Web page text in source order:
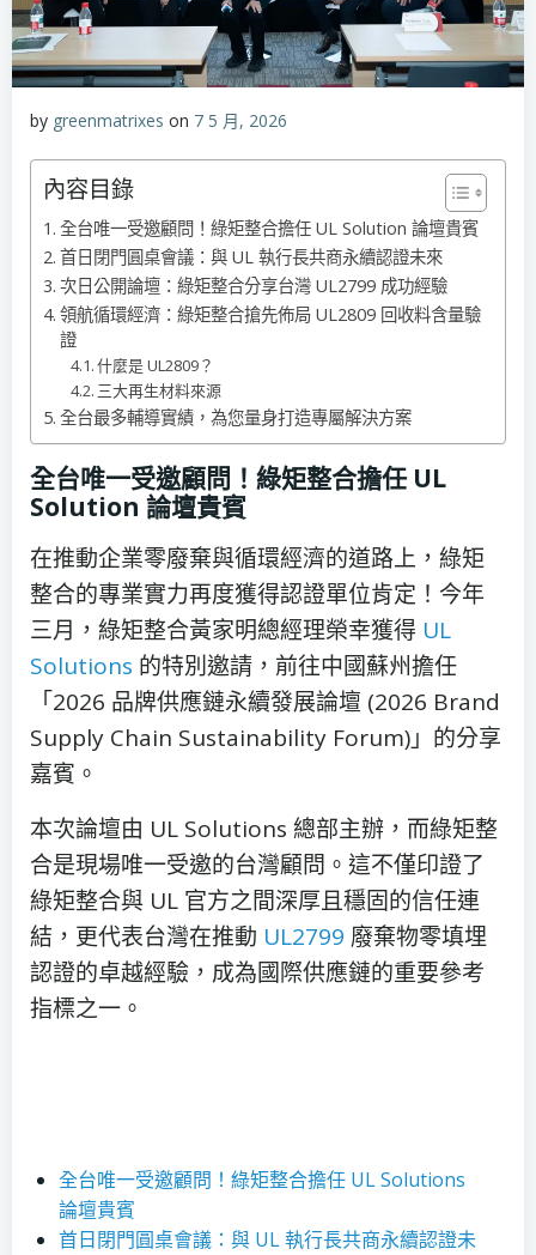
by greenmatrixes on 7 5 月, 2026
內容目錄
全台唯一受邀顧問！綠矩整合擔任 UL Solution 論壇貴賓
首日閉門圓桌會議：與 UL 執行長共商永續認證未來
次日公開論壇：綠矩整合分享台灣 UL2799 成功經驗
領航循環經濟：綠矩整合搶先佈局 UL2809 回收料含量驗
證
什麼是 UL2809？
三大再生材料來源
全台最多輔導實績，為您量身打造專屬解決方案
全台唯一受邀顧問 ！ 綠矩整合擔任 UL
Solution 論壇貴賓
在推動企業零廢棄與循環經濟的道路上，綠矩
整合的專業實力再度獲得認證單位肯定！今年
三月，綠矩整合黃家明總經理榮幸獲得 UL
Solutions 的特別邀請，前往中國蘇州擔任
「2026 品牌供應鏈永續發展論壇 (2026 Brand
Supply Chain Sustainability Forum)」的分享
嘉賓。
本次論壇由 UL Solutions 總部主辦，而綠矩整
合是現場唯一受邀的台灣顧問。這不僅印證了
綠矩整合與 UL 官方之間深厚且穩固的信任連
結，更代表台灣在推動 UL2799 廢棄物零填埋
認證的卓越經驗，成為國際供應鏈的重要參考
指標之一。
全台唯一受邀顧問！綠矩整合擔任 UL Solutions
論壇貴賓
首日閉門圓桌會議：與 UL 執行長共商永續認證未